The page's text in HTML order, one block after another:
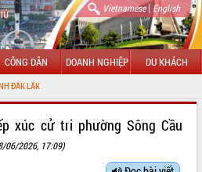
Vietnamese| English
CÔNG DÂN DOANH NGHIỆP DU KHÁCH
xúc cử tri phường Sông Cầu
06/2026, 17:09)